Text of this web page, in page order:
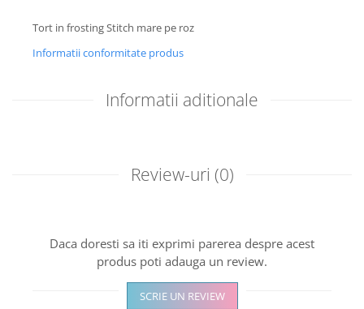
Tort in frosting Stitch mare pe roz
Informatii conformitate produs
Informatii aditionale
Review-uri (0)
Daca doresti sa iti exprimi parerea despre acest
produs poti adauga un review.
SCRIE UN REVIEW